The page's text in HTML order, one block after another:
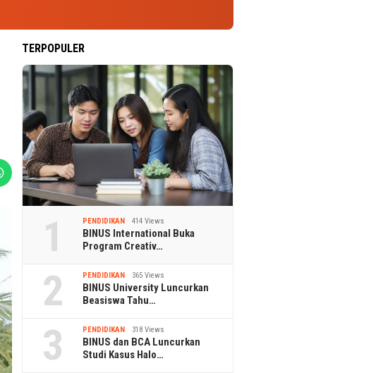
TERPOPULER
1 PENDIDIKAN 414 Views
BINUS International Buka
Program Creativ…
2 PENDIDIKAN 365 Views
BINUS University Luncurkan
Beasiswa Tahu…
3 PENDIDIKAN 318 Views
BINUS dan BCA Luncurkan
Studi Kasus Halo…